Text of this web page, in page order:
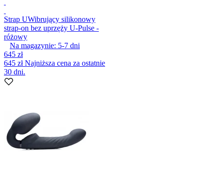
Strap UWibrujący silikonowy
strap-on bez uprzęży U-Pulse -
różowy
Na magazynie: 5-7 dni
645 zł
645 złNajniższa cena za ostatnie
30 dni.